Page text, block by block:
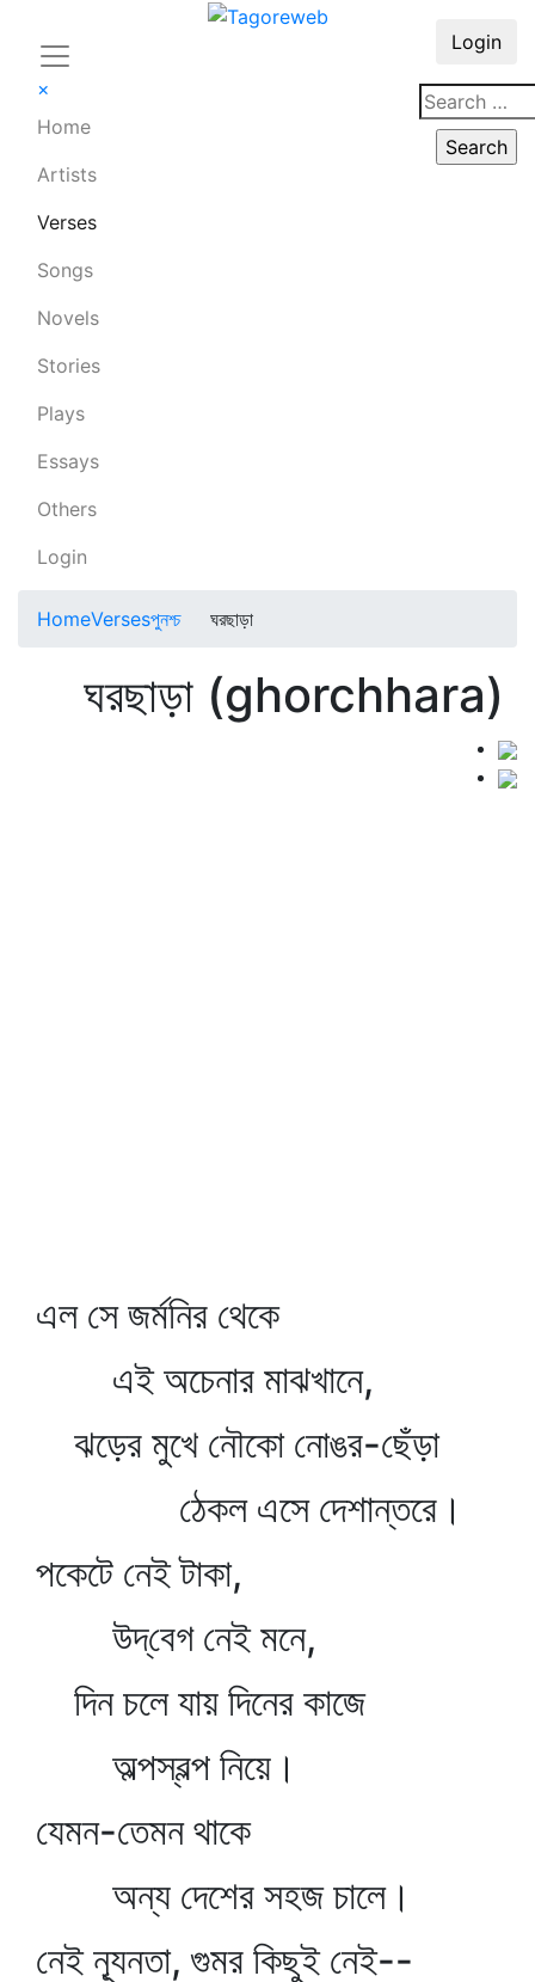
×
Home
Artists
Verses
Songs
Novels
Stories
Plays
Essays
Others
Login
Login
HomeVersesপুনশ্চঘরছাড়া
ঘরছাড়া (ghorchhara)
এল সে জর্মনির থেকে
এই অচেনার মাঝখানে,
ঝড়ের মুখে নৌকো নোঙর-ছেঁড়া
ঠেকল এসে দেশান্তরে।
পকেটে নেই টাকা,
উদ্‌বেগ নেই মনে,
দিন চলে যায় দিনের কাজে
অল্পস্বল্প নিয়ে।
যেমন-তেমন থাকে
অন্য দেশের সহজ চালে।
নেই ন্যূনতা, গুমর কিছুই নেই--